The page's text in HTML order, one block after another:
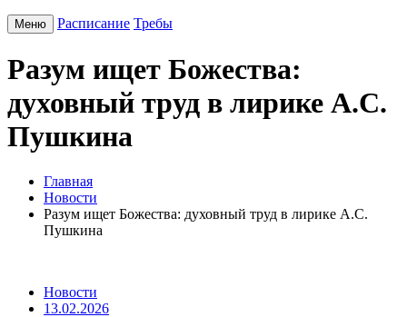
Меню Расписание Требы
Разум ищет Божества:
духовный труд в лирике А.С.
Пушкина
Главная
Новости
Разум ищет Божества: духовный труд в лирике А.С.
Пушкина
Новости
13.02.2026